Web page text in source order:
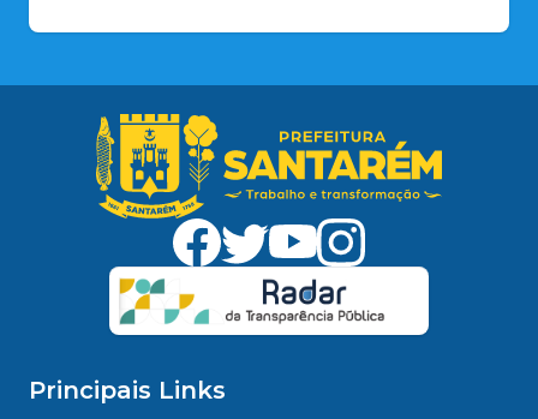
Principais Links